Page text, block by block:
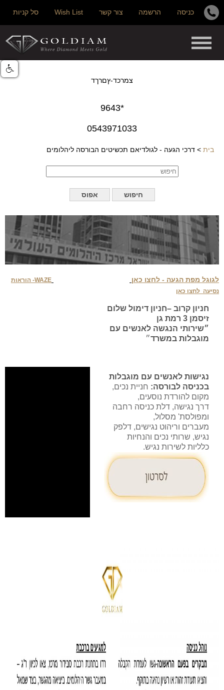
כניסה הרשמה צור קשר Wish List סל קניות
צמרכד-ץםרךד
*9643
0543971033
בית > דרכי הגעה - לגולדיאם תכשיטים הבורסה ליהלומים
לגוגל מפת הגעה - לחצו כאן
WAZE- הוראות
נסיעה לחצו כאן
חניון קרוב –חניון דימול שלום
זיסמן 3 רמת גן
״שירותי הנגשה לאנשים עם
מוגבלות במשרד״
נגישות לאנשים עם מוגבלות
בכניסה לבורסה: חניית נכים,
מקום להורדת נוסעים,
דרך נגישה, דלת כניסה רחבה
ומפולסת' מסלול,
מעברים וריהוט נגישים, דלפק
נגיש, שרותי נכים והנחיות
כלליות לשירות נגיש.